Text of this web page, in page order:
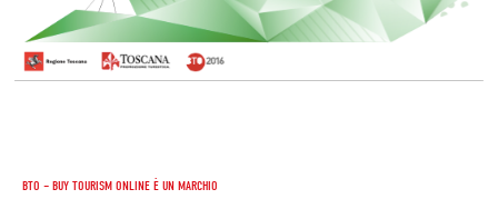
BTO – BUY TOURISM ONLINE È UN MARCHIO